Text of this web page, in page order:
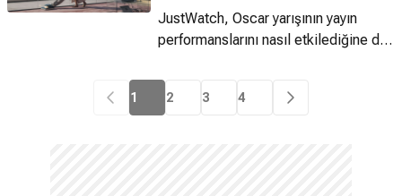
JustWatch, Oscar yarışının yayın
performanslarını nasıl etkilediğine dair
1 2 3 4